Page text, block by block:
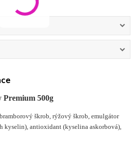
Premium 500g
škrob, rýžový škrob, emulgátor
kyselin), antioxidant (kyselina askorbová),